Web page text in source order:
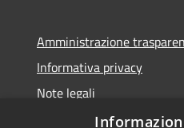
Amministrazione
Informativa privacy
Note legali
Dichiarazione di